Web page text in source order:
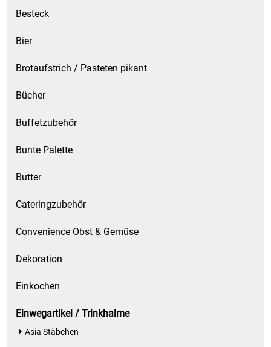
Haushaltshelfer
Kakao
Karaffen / Krüge
Kartoffelprod./Beilagen/Fruchtsalat gek.
Kartoffelprodukte
Kerzen / Anzündhilfen
Besteck
Bier
Brotaufstrich / Pasteten pikant
Bücher
Buffetzubehör
Bunte Palette
Butter
Cateringzubehör
Convenience Obst & Gemüse
Dekoration
Einkochen
Einwegartikel / Trinkhalme
Asia Stäbchen